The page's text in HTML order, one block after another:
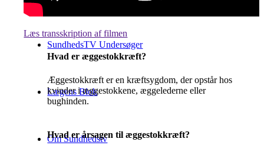
SundhedsTV Undersøger
Lægens Blok
Om Sundhedstv
Læs transskription af filmen
Hvad er æggestokkræft?
Æggestokkræft er en kræftsygdom, der opstår hos
kvinder i æggestokkene, æggelederne eller
bughinden.
Hvad er årsagen til æggestokkræft?